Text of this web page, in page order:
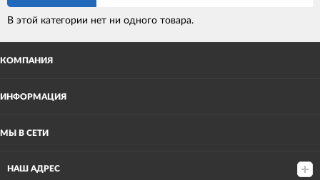
В этой категории нет ни одного товара.
КОМПАНИЯ
ИНФОРМАЦИЯ
МЫ В СЕТИ
НАШ АДРЕС